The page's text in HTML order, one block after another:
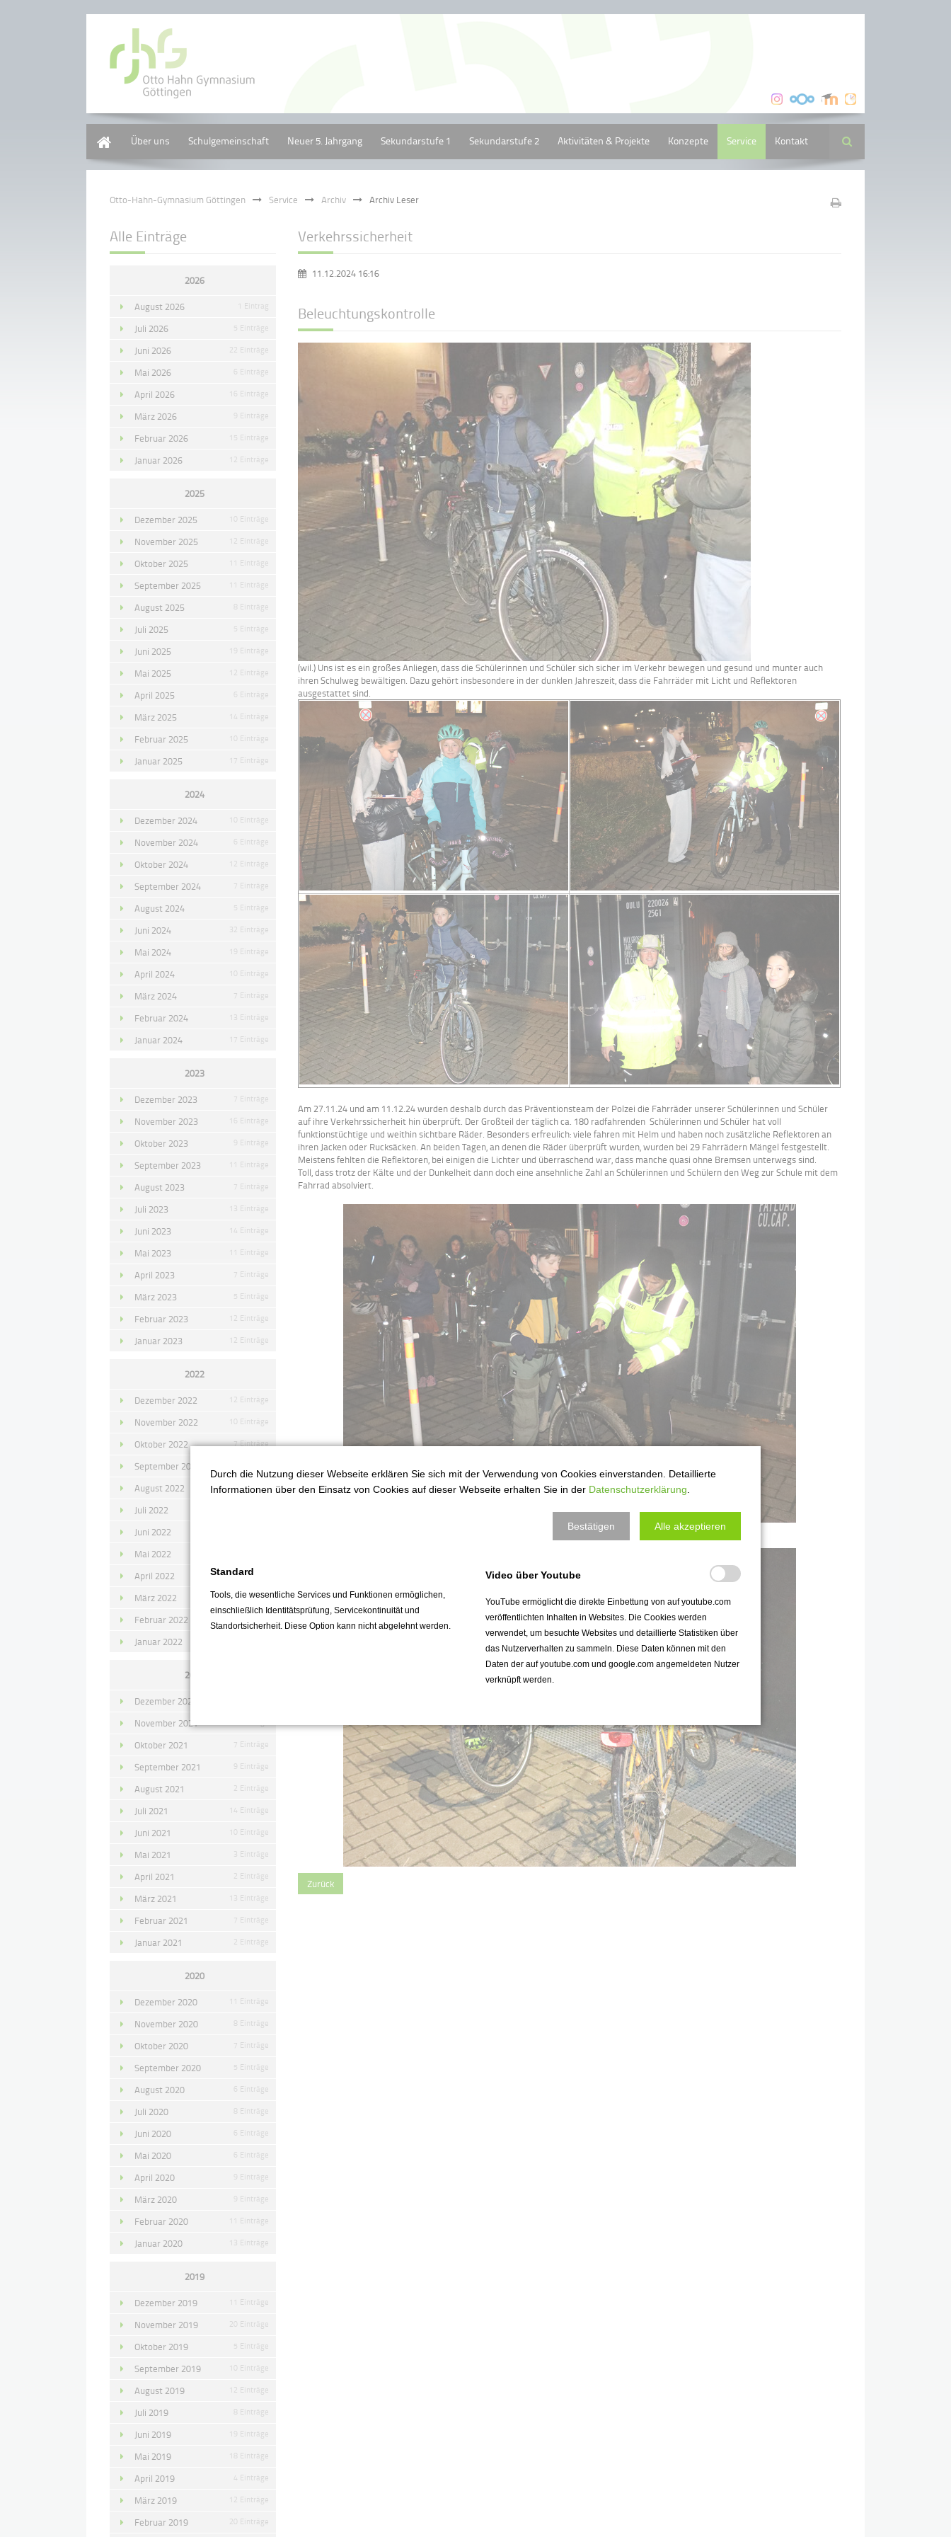
Über uns Schulgemeinschaft Neuer 5. Jahrgang Sekundarstufe 1 Sekundarstufe 2 Aktivitäten & Projekte Konzepte Service Kontakt Suche
Otto-Hahn-Gymnasium Göttingen Service Archiv Archiv Leser
Verkehrssicherheit
11.12.2024 16:16
Beleuchtungskontrolle
(wil.) Uns ist es ein großes Anliegen, dass die Schülerinnen und Schüler sich sicher im Verkehr bewegen und gesund und munter auch
ihren Schulweg bewältigen. Dazu gehört insbesondere in der dunklen Jahreszeit, dass die Fahrräder mit Licht und Reflektoren
ausgestattet sind.
Am 27.11.24 und am 11.12.24 wurden deshalb durch das Präventionsteam der Polzei die Fahrräder unserer Schülerinnen und Schüler
auf ihre Verkehrssicherheit hin überprüft. Der Großteil der täglich ca. 180 radfahrenden Schülerinnen und Schüler hat voll
funktionstüchtige und weithin sichtbare Räder. Besonders erfreulich: viele fahren mit Helm und haben noch zusätzliche Reflektoren an
ihren Jacken oder Rucksäcken. An beiden Tagen, an denen die Räder überprüft wurden, wurden bei 29 Fahrrädern Mängel festgestellt.
Meistens fehlten die Reflektoren, bei einigen die Lichter und überraschend war, dass manche quasi ohne Bremsen unterwegs sind.
Toll, dass trotz der Kälte und der Dunkelheit dann doch eine ansehnliche Zahl an Schülerinnen und Schülern den Weg zur Schule mit dem
Fahrrad absolviert.
Zurück
Alle Einträge
2026
August 2026 1 Eintrag
Juli 2026 5 Einträge
Juni 2026 22 Einträge
Mai 2026 6 Einträge
April 2026 16 Einträge
März 2026 9 Einträge
Februar 2026 15 Einträge
Januar 2026 12 Einträge
2025
Dezember 2025 10 Einträge
November 2025 12 Einträge
Oktober 2025 11 Einträge
September 2025 11 Einträge
August 2025 8 Einträge
Juli 2025 5 Einträge
Juni 2025 19 Einträge
Mai 2025 12 Einträge
April 2025 6 Einträge
März 2025 14 Einträge
Februar 2025 10 Einträge
Januar 2025 17 Einträge
2024
Dezember 2024 10 Einträge
November 2024 6 Einträge
Oktober 2024 12 Einträge
September 2024 7 Einträge
August 2024 5 Einträge
Juni 2024 32 Einträge
Mai 2024 19 Einträge
April 2024 10 Einträge
März 2024 7 Einträge
Februar 2024 13 Einträge
Januar 2024 17 Einträge
2023
Dezember 2023 7 Einträge
November 2023 16 Einträge
Oktober 2023 9 Einträge
September 2023 11 Einträge
August 2023 7 Einträge
Juli 2023 13 Einträge
Juni 2023 14 Einträge
Mai 2023 11 Einträge
April 2023 7 Einträge
März 2023 5 Einträge
Februar 2023 12 Einträge
Januar 2023 12 Einträge
2022
Dezember 2022 12 Einträge
November 2022 10 Einträge
Oktober 2022 7 Einträge
September 2022
August 2022 4 Einträge
Juli 2022
Juni 2022
Mai 2022
April 2022 8 Einträge
März 2022 15 Einträge
Februar 2022
Januar 2022
2021
Dezember 2021
November 2021
Oktober 2021 7 Einträge
September 2021 9 Einträge
August 2021 2 Einträge
Juli 2021 14 Einträge
Juni 2021 10 Einträge
Mai 2021 3 Einträge
April 2021 2 Einträge
März 2021 13 Einträge
Februar 2021 7 Einträge
Januar 2021 2 Einträge
2020
Dezember 2020 11 Einträge
November 2020 8 Einträge
Oktober 2020 7 Einträge
September 2020 5 Einträge
August 2020 6 Einträge
Juli 2020 8 Einträge
Juni 2020 6 Einträge
Mai 2020 6 Einträge
April 2020 9 Einträge
März 2020 9 Einträge
Februar 2020 11 Einträge
Januar 2020 13 Einträge
2019
Dezember 2019 11 Einträge
November 2019 20 Einträge
Oktober 2019 5 Einträge
September 2019 10 Einträge
August 2019 12 Einträge
Juli 2019 8 Einträge
Juni 2019 19 Einträge
Mai 2019 18 Einträge
April 2019 4 Einträge
März 2019 12 Einträge
Februar 2019 20 Einträge
Durch die Nutzung dieser Webseite erklären Sie sich mit der Verwendung von Cookies einverstanden. Detaillierte
Informationen über den Einsatz von Cookies auf dieser Webseite erhalten Sie in der Datenschutzerklärung
Bestätigen Alle akzeptieren
Standard
Tools, die wesentliche Services und Funktionen ermöglichen,
einschließlich Identitätsprüfung, Servicekontinuität und
Standortsicherheit. Diese Option kann nicht abgelehnt werden.
Video über Youtube
YouTube ermöglicht die direkte Einbettung von auf youtube.com
veröffentlichten Inhalten in Websites. Die Cookies werden
verwendet, um besuchte Websites und detaillierte Statistiken über
das Nutzerverhalten zu sammeln. Diese Daten können mit den
Daten der auf youtube.com und google.com angemeldeten Nutzer
verknüpft werden.